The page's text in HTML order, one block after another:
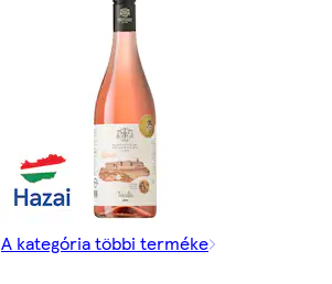
A kategória többi terméke